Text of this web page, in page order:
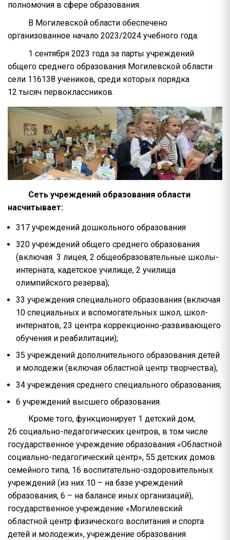
полномочия в сфере образования.
В Могилевской области обеспечено
организованное начало 2023/2024 учебного года.
1 сентября 2023 года за парты учреждений
общего среднего образования Могилевской области
сели 116138 учеников, среди которых порядка
12 тысяч первоклассников.
Сеть учреждений образования области
насчитывает:
317 учреждений дошкольного образования
320 учреждений общего среднего образования
(включая 3 лицея, 2 общеобразовательные школы-
интерната, кадетское училище, 2 училища
олимпийского резерва);
33 учреждения специального образования (включая
10 специальных и вспомогательных школ, школ-
интернатов, 23 центра коррекционно-развивающего
обучения и реабилитации);
35 учреждений дополнительного образования детей
и молодежи (включая областной центр творчества);
34 учреждения среднего специального образования;
6 учреждений высшего образования.
Кроме того, функционирует 1 детский дом,
26 социально-педагогических центров, в том числе
государственное учреждение образования «Областной
социально-педагогический центр», 55 детских домов
семейного типа, 16 воспитательно-оздоровительных
учреждений (из них 10 – на базе учреждений
образования, 6 – на балансе иных организаций),
государственное учреждение «Могилевский
областной центр физического воспитания и спорта
детей и молодежи», учреждение образования